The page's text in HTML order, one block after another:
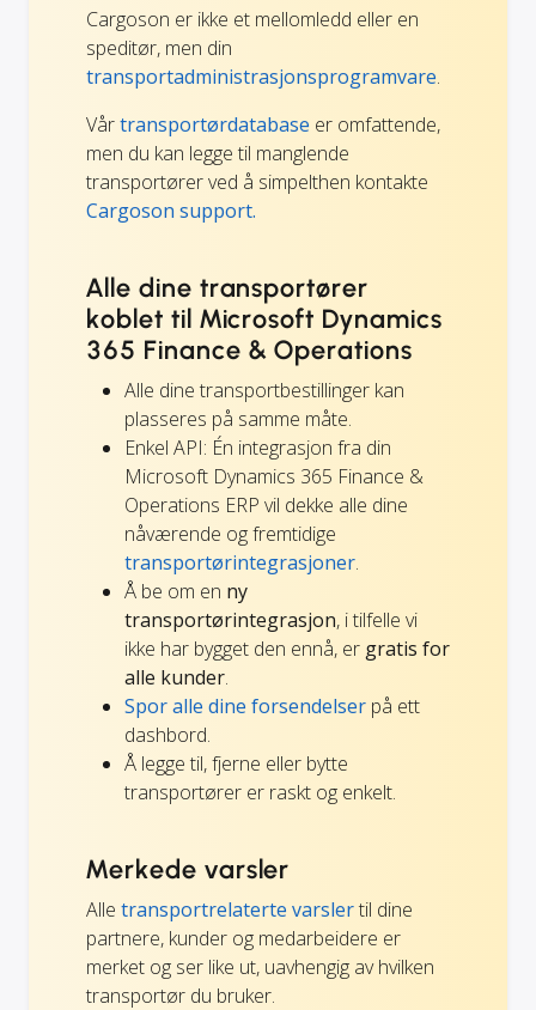
Cargoson er ikke et mellomledd eller en
speditør, men din
transportadministrasjonsprogramvare.
Vårtransportørdatabase er omfattende,
men du kan legge til manglende
transportører ved å simpelthen kontakte
Cargoson support.
Alle dine transportører
koblet til Microsoft Dynamics
365 Finance & Operations
Alle dine transportbestillinger kan
plasseres på samme måte.
Enkel API: Én integrasjon fra din
Microsoft Dynamics 365 Finance &
Operations ERP vil dekke alle dine
nåværende og fremtidige
transportørintegrasjoner.
Å be om en ny
transportørintegrasjon, i tilfelle vi
ikke har bygget den ennå, er gratis for
alle kunder.
Spor alle dine forsendelser på ett
dashbord.
Å legge til, fjerne eller bytte
transportører er raskt og enkelt.
Merkede varsler
Alle transportrelaterte varslertil dine
partnere, kunder og medarbeidere er
merket og ser like ut, uavhengig av hvilken
transportør du bruker.